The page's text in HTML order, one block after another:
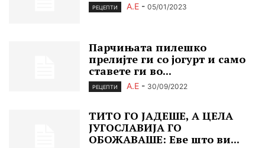
РЕЦЕПТИ А.Е - 05/01/2023
Парчињата пилешко
прелијте ги со јогурт и само
ставете ги во...
РЕЦЕПТИ А.Е - 30/09/2022
ТИТО ГО ЈАДЕШЕ, А ЦЕЛА
ЈУГОСЛАВИЈА ГО
ОБОЖАВАШЕ: Еве што ви...